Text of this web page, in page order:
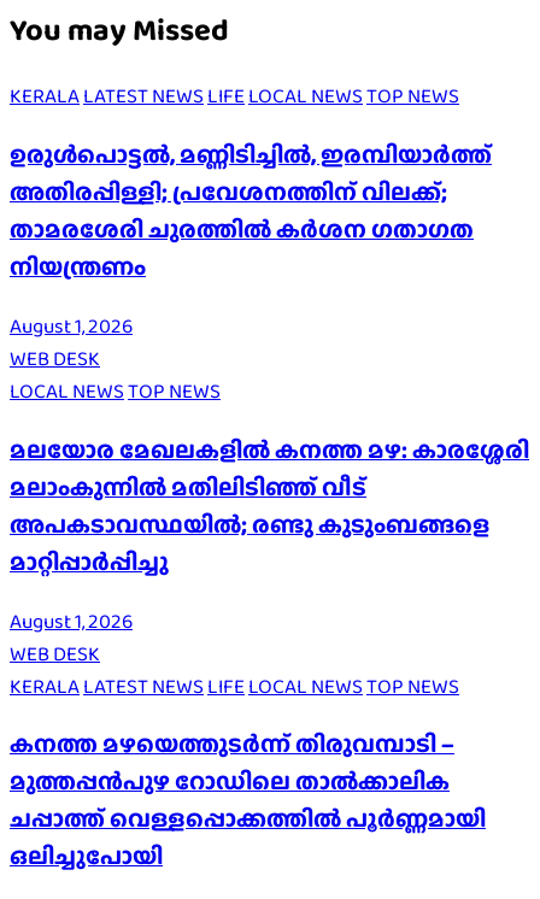
You may Missed
KERALALATEST NEWSLIFELOCAL NEWSTOP NEWS
ഉരുൾപൊട്ടൽ, മണ്ണിടിച്ചിൽ, ഇരമ്പിയാര്‍ത്ത്
അതിരപ്പിള്ളി; പ്രവേശനത്തിന് വിലക്ക്;
താമരശേരി ചുരത്തില്‍ കര്‍ശന ഗതാഗത
നിയന്ത്രണം
August 1, 2026
WEB DESK
LOCAL NEWSTOP NEWS
മലയോര മേഖലകളിൽ കനത്ത മഴ: കാരശ്ശേരി
മലാംകുന്നിൽ മതിലിടിഞ്ഞ് വീട്
അപകടാവസ്ഥയിൽ; രണ്ടു കുടുംബങ്ങളെ
മാറ്റിപ്പാർപ്പിച്ചു
August 1, 2026
WEB DESK
KERALALATEST NEWS LIFE LOCAL NEWSTOP NEWS
കനത്ത മഴയെത്തുടർന്ന് തിരുവമ്പാടി –
മുത്തപ്പൻപുഴ റോഡിലെ താൽക്കാലിക
ചപ്പാത്ത് വെള്ളപ്പൊക്കത്തിൽ പൂർണ്ണമായി
ഒലിച്ചുപോയി